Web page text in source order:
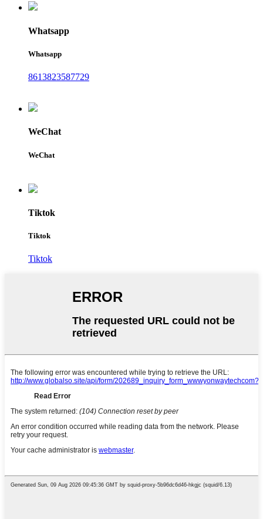
Whatsapp
Whatsapp
8613823587729
WeChat
WeChat
Tiktok
Tiktok
Tiktok